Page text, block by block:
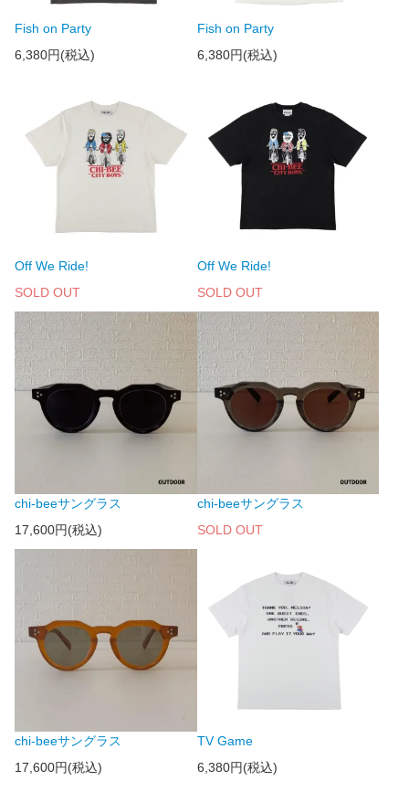
Fish on Party
6,380円(税込)
Fish on Party
6,380円(税込)
Off We Ride!
SOLD OUT
Off We Ride!
SOLD OUT
chi-beeサングラス
17,600円(税込)
chi-beeサングラス
SOLD OUT
chi-beeサングラス
17,600円(税込)
TV Game
6,380円(税込)